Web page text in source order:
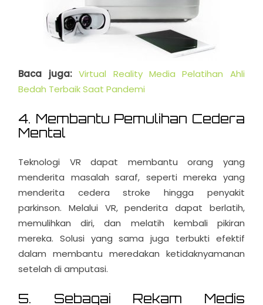
Baca juga: Virtual Reality Media Pelatihan Ahli
Bedah Terbaik Saat Pandemi
4. Membantu Pemulihan Cedera
Mental
Teknologi VR dapat membantu orang yang
menderita masalah saraf, seperti mereka yang
menderita cedera stroke hingga penyakit
parkinson. Melalui VR, penderita dapat berlatih,
memulihkan diri, dan melatih kembali pikiran
mereka. Solusi yang sama juga terbukti efektif
dalam membantu meredakan ketidaknyamanan
setelah di amputasi.
5. Sebagai Rekam Medis